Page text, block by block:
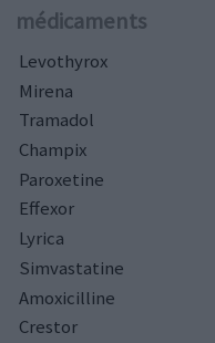
médicaments
Levothyrox
Mirena
Tramadol
Champix
Paroxetine
Effexor
Lyrica
Simvastatine
Amoxicilline
Crestor